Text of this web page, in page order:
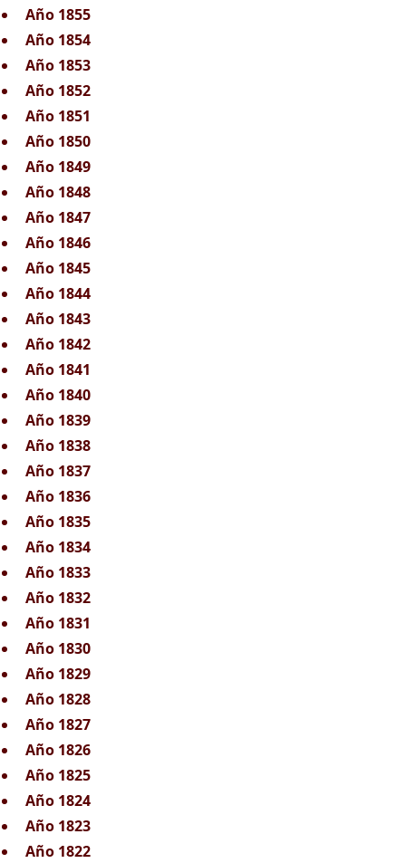
Año 1855
Año 1854
Año 1853
Año 1852
Año 1851
Año 1850
Año 1849
Año 1848
Año 1847
Año 1846
Año 1845
Año 1844
Año 1843
Año 1842
Año 1841
Año 1840
Año 1839
Año 1838
Año 1837
Año 1836
Año 1835
Año 1834
Año 1833
Año 1832
Año 1831
Año 1830
Año 1829
Año 1828
Año 1827
Año 1826
Año 1825
Año 1824
Año 1823
Año 1822